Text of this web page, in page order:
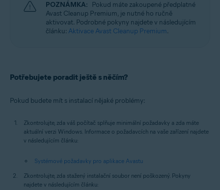
POZNÁMKA: Pokud máte zakoupené předplatné
Avast Cleanup Premium, je nutné ho ručně
aktivovat. Podrobné pokyny najdete v následujícím
článku: Aktivace Avast Cleanup Premium.
Potřebujete poradit ještě s něčím?
Pokud budete mít s instalací nějaké problémy:
Zkontrolujte, zda váš počítač splňuje minimální požadavky a zda máte
aktuální verzi Windows. Informace o požadavcích na vaše zařízení najdete
v následujícím článku:
Systémové požadavky pro aplikace Avastu
Zkontrolujte, zda stažený instalační soubor není poškozený. Pokyny
najdete v následujícím článku: